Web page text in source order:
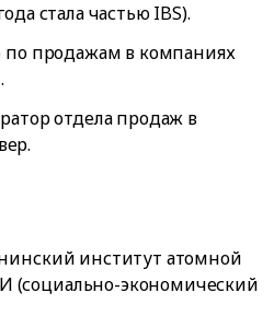
стала частью IBS).
по продажам в компаниях
отдела продаж в
институт атомной
экономический